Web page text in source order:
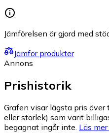
Jämförelsen är gjord med
Jämför produkter
Annons
Prishistorik
Grafen visar lägsta pris
eller storlek) som varit
begagnat ingår inte. Läs